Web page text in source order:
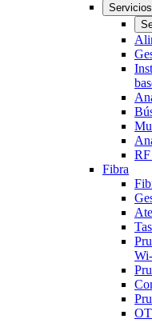
RF
Fibra